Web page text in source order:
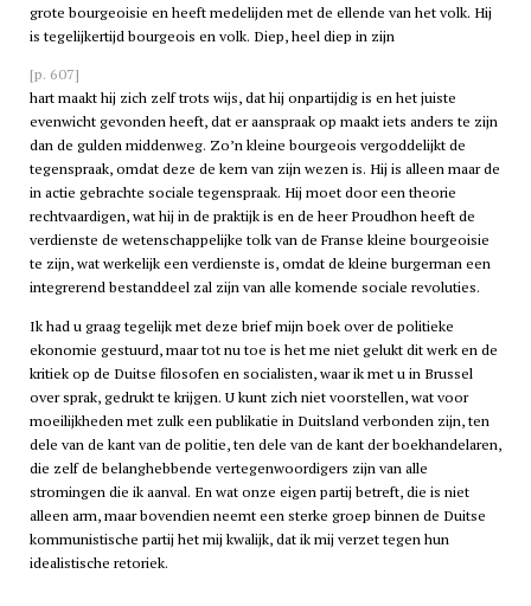
grote bourgeoisie en heeft medelijden met de ellende van het volk. Hij
is tegelijkertijd bourgeois en volk. Diep, heel diep in zijn
[p. 607]
hart maakt hij zich zelf trots wijs, dat hij onpartijdig is en het juiste
evenwicht gevonden heeft, dat er aanspraak op maakt iets anders te zijn
dan de gulden middenweg. Zo’n kleine bourgeois vergoddelijkt de
tegenspraak, omdat deze de kern van zijn wezen is. Hij is alleen maar de
in actie gebrachte sociale tegenspraak. Hij moet door een theorie
rechtvaardigen, wat hij in de praktijk is en de heer Proudhon heeft de
verdienste de wetenschappelijke tolk van de Franse kleine bourgeoisie
te zijn, wat werkelijk een verdienste is, omdat de kleine burgerman een
integrerend bestanddeel zal zijn van alle komende sociale revoluties.
Ik had u graag tegelijk met deze brief mijn boek over de politieke
ekonomie gestuurd, maar tot nu toe is het me niet gelukt dit werk en de
kritiek op de Duitse filosofen en socialisten, waar ik met u in Brussel
over sprak, gedrukt te krijgen. U kunt zich niet voorstellen, wat voor
moeilijkheden met zulk een publikatie in Duitsland verbonden zijn, ten
dele van de kant van de politie, ten dele van de kant der boekhandelaren,
die zelf de belanghebbende vertegenwoordigers zijn van alle
stromingen die ik aanval. En wat onze eigen partij betreft, die is niet
alleen arm, maar bovendien neemt een sterke groep binnen de Duitse
kommunistische partij het mij kwalijk, dat ik mij verzet tegen hun
idealistische retoriek.